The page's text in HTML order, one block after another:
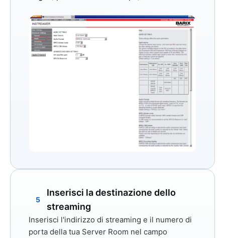
5
Inserisci la destinazione dello
streaming
Inserisci l'indirizzo di streaming e il numero di
porta della tua Server Room nel campo